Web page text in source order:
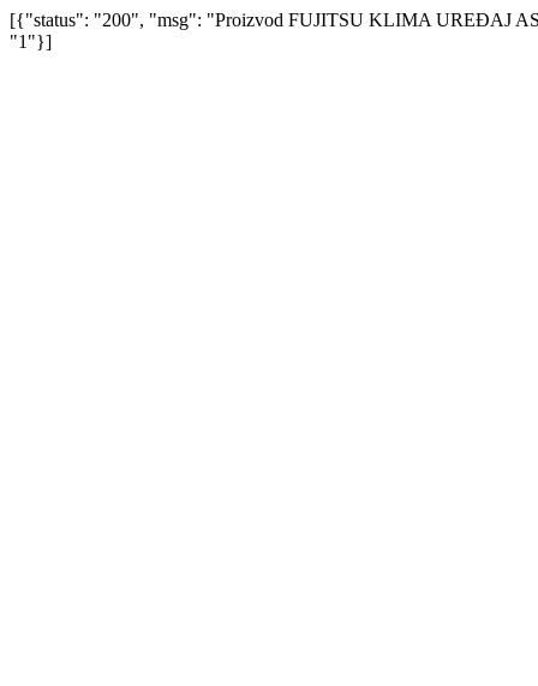
[{"status": "200", "msg": "Proizvod FUJITSU KLIMA UREĐAJ
"1"}]